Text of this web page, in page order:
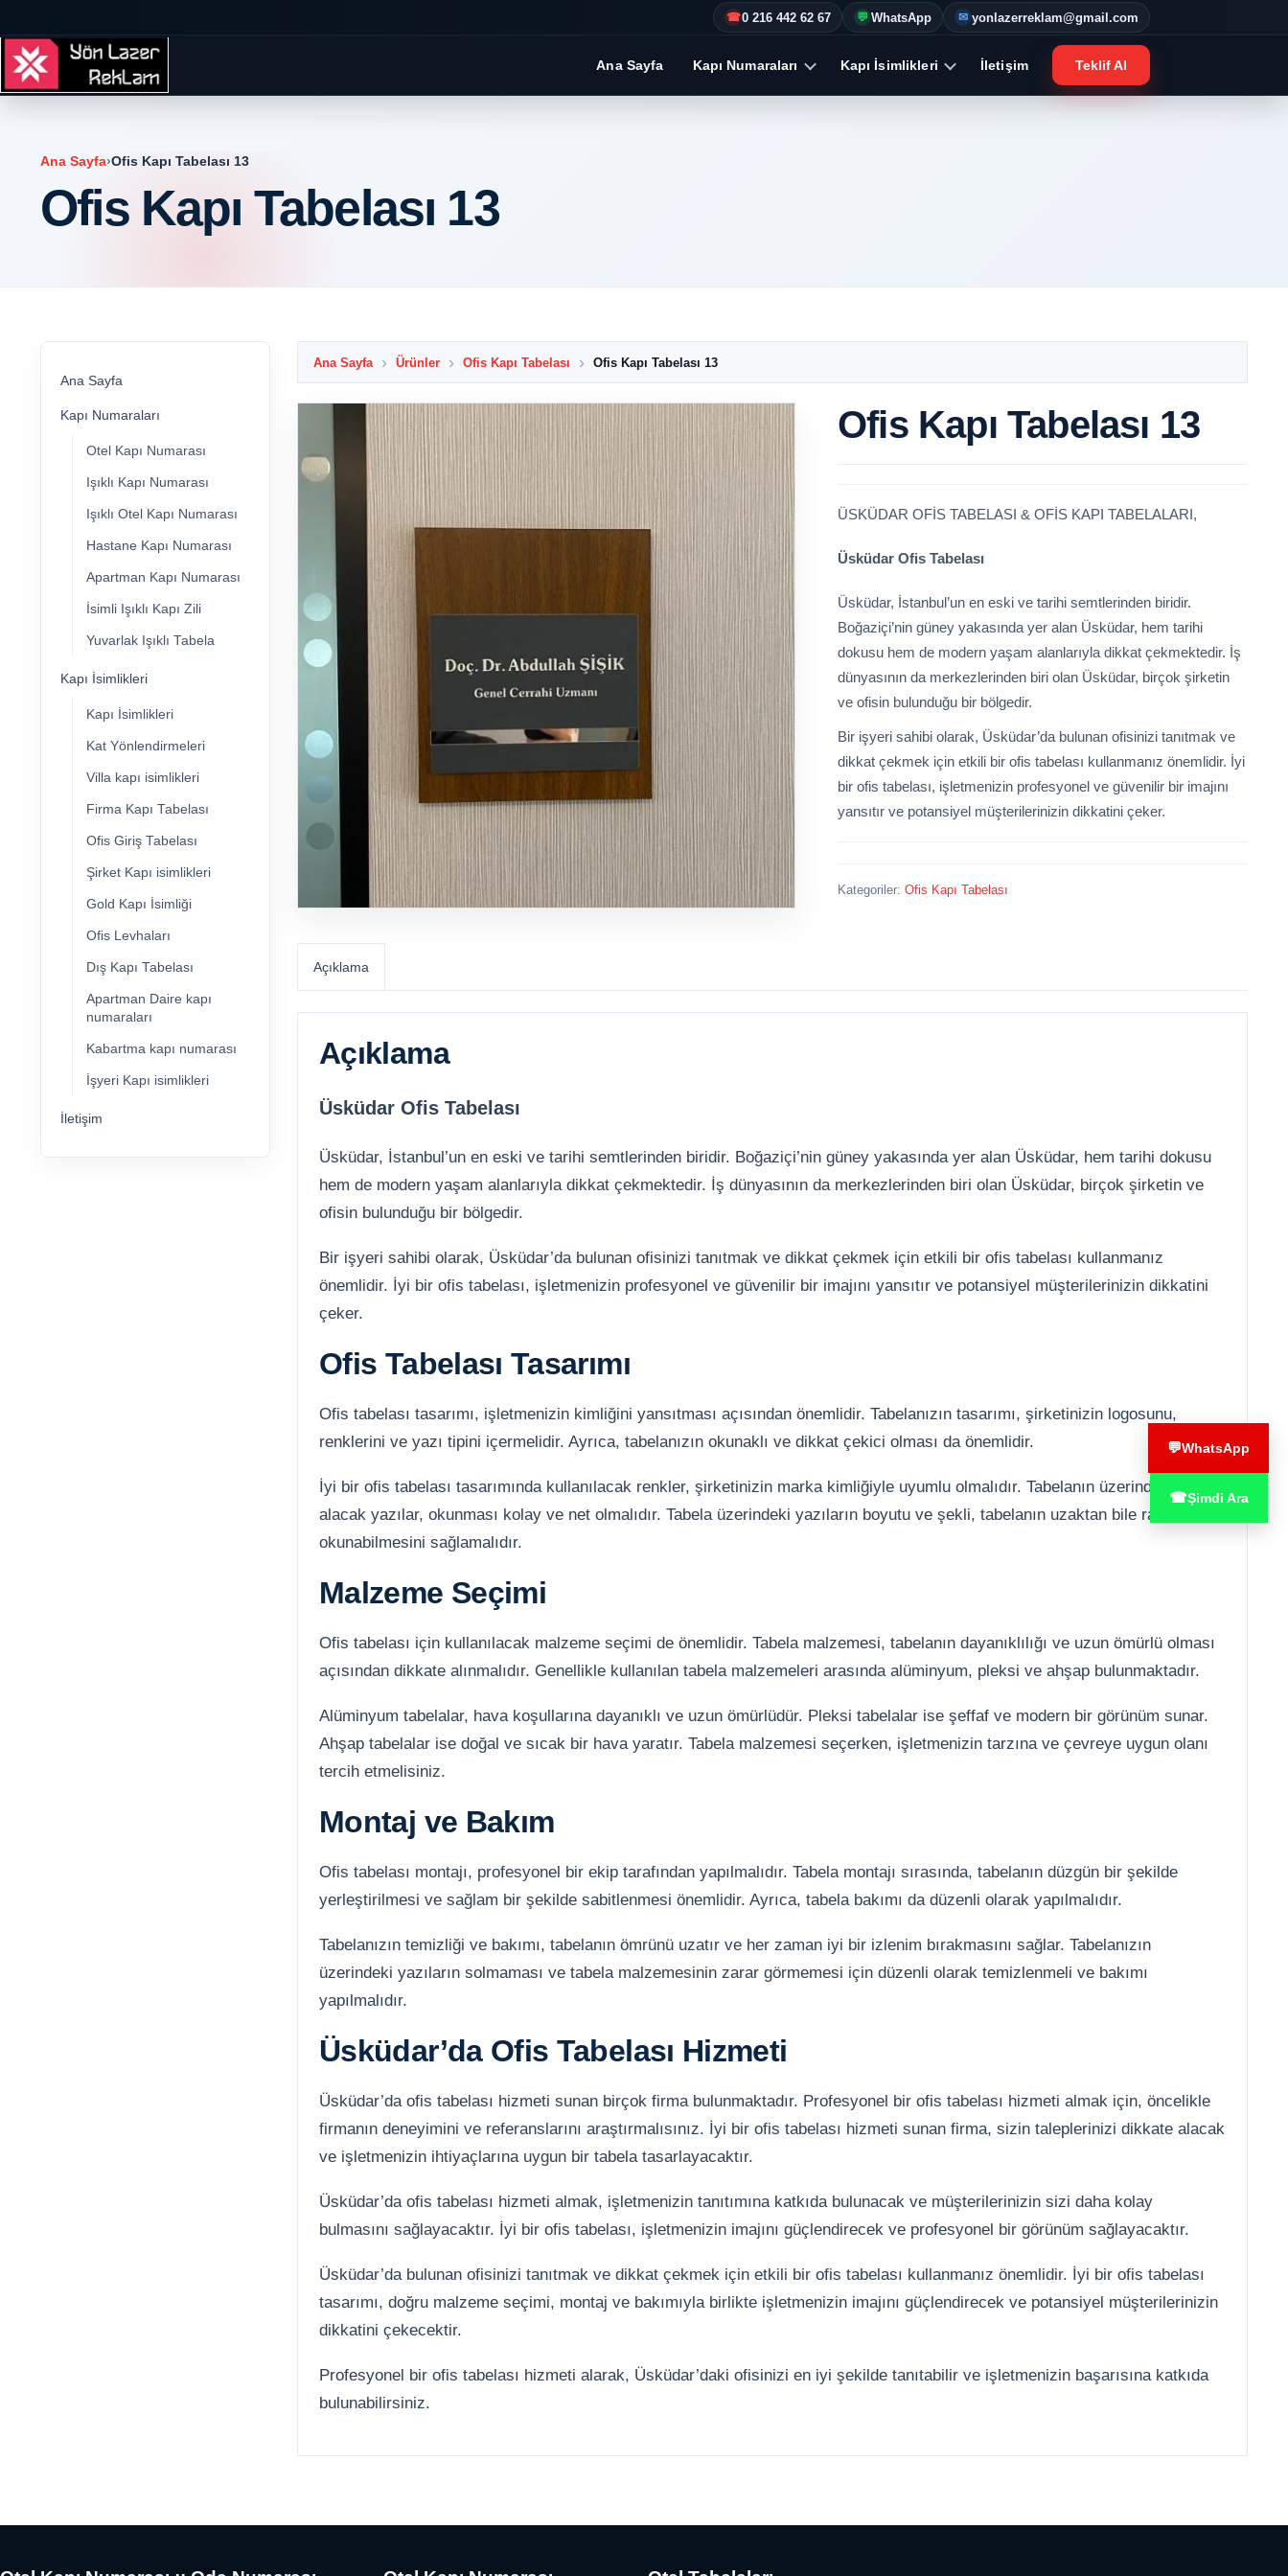
☎0 216 442 62 67 💬 WhatsApp ✉ yonlazerreklam@gmail.com
Ana Sayfa Kapı Numaraları Kapı İsimlikleri İletişim Teklif Al
Ana Sayfa›Ofis Kapı Tabelası 13
Ofis Kapı Tabelası 13
Ana Sayfa
Kapı Numaraları
Otel Kapı Numarası
Işıklı Kapı Numarası
Işıklı Otel Kapı Numarası
Hastane Kapı Numarası
Apartman Kapı Numarası
İsimli Işıklı Kapı Zili
Yuvarlak Işıklı Tabela
Kapı İsimlikleri
Kapı İsimlikleri
Kat Yönlendirmeleri
Villa kapı isimlikleri
Firma Kapı Tabelası
Ofis Giriş Tabelası
Şirket Kapı isimlikleri
Gold Kapı İsimliği
Ofis Levhaları
Dış Kapı Tabelası
Apartman Daire kapı
numaraları
Kabartma kapı numarası
İşyeri Kapı isimlikleri
İletişim
Ana Sayfa Ürünler Ofis Kapı Tabelası Ofis Kapı Tabelası 13
Ofis Kapı Tabelası 13
ÜSKÜDAR OFİS TABELASI & OFİS KAPI TABELALARI,
Üsküdar Ofis Tabelası
Üsküdar, İstanbul’un en eski ve tarihi semtlerinden biridir.
Boğaziçi’nin güney yakasında yer alan Üsküdar, hem tarihi
dokusu hem de modern yaşam alanlarıyla dikkat çekmektedir. İş
dünyasının da merkezlerinden biri olan Üsküdar, birçok şirketin
ve ofisin bulunduğu bir bölgedir.
Bir işyeri sahibi olarak, Üsküdar’da bulunan ofisinizi tanıtmak ve
dikkat çekmek için etkili bir ofis tabelası kullanmanız önemlidir. İyi
bir ofis tabelası, işletmenizin profesyonel ve güvenilir bir imajını
yansıtır ve potansiyel müşterilerinizin dikkatini çeker.
Kategoriler: Ofis Kapı Tabelası
Açıklama
Açıklama
Üsküdar Ofis Tabelası
Üsküdar, İstanbul’un en eski ve tarihi semtlerinden biridir. Boğaziçi’nin güney yakasında yer alan Üsküdar, hem tarihi dokusu
hem de modern yaşam alanlarıyla dikkat çekmektedir. İş dünyasının da merkezlerinden biri olan Üsküdar, birçok şirketin ve
ofisin bulunduğu bir bölgedir.
Bir işyeri sahibi olarak, Üsküdar’da bulunan ofisinizi tanıtmak ve dikkat çekmek için etkili bir ofis tabelası kullanmanız
önemlidir. İyi bir ofis tabelası, işletmenizin profesyonel ve güvenilir bir imajını yansıtır ve potansiyel müşterilerinizin dikkatini
çeker.
Ofis Tabelası Tasarımı
Ofis tabelası tasarımı, işletmenizin kimliğini yansıtması açısından önemlidir. Tabelanızın tasarımı, şirketinizin logosunu,
renklerini ve yazı tipini içermelidir. Ayrıca, tabelanızın okunaklı ve dikkat çekici olması da önemlidir.
İyi bir ofis tabelası tasarımında kullanılacak renkler, şirketinizin marka kimliğiyle uyumlu olmalıdır. Tabelanın üzerinde yer
alacak yazılar, okunması kolay ve net olmalıdır. Tabela üzerindeki yazıların boyutu ve şekli, tabelanın uzaktan bile rahatlıkla
okunabilmesini sağlamalıdır.
Malzeme Seçimi
Ofis tabelası için kullanılacak malzeme seçimi de önemlidir. Tabela malzemesi, tabelanın dayanıklılığı ve uzun ömürlü olması
açısından dikkate alınmalıdır. Genellikle kullanılan tabela malzemeleri arasında alüminyum, pleksi ve ahşap bulunmaktadır.
Alüminyum tabelalar, hava koşullarına dayanıklı ve uzun ömürlüdür. Pleksi tabelalar ise şeffaf ve modern bir görünüm sunar.
Ahşap tabelalar ise doğal ve sıcak bir hava yaratır. Tabela malzemesi seçerken, işletmenizin tarzına ve çevreye uygun olanı
tercih etmelisiniz.
Montaj ve Bakım
Ofis tabelası montajı, profesyonel bir ekip tarafından yapılmalıdır. Tabela montajı sırasında, tabelanın düzgün bir şekilde
yerleştirilmesi ve sağlam bir şekilde sabitlenmesi önemlidir. Ayrıca, tabela bakımı da düzenli olarak yapılmalıdır.
Tabelanızın temizliği ve bakımı, tabelanın ömrünü uzatır ve her zaman iyi bir izlenim bırakmasını sağlar. Tabelanızın
üzerindeki yazıların solmaması ve tabela malzemesinin zarar görmemesi için düzenli olarak temizlenmeli ve bakımı
yapılmalıdır.
Üsküdar’da Ofis Tabelası Hizmeti
Üsküdar’da ofis tabelası hizmeti sunan birçok firma bulunmaktadır. Profesyonel bir ofis tabelası hizmeti almak için, öncelikle
firmanın deneyimini ve referanslarını araştırmalısınız. İyi bir ofis tabelası hizmeti sunan firma, sizin taleplerinizi dikkate alacak
ve işletmenizin ihtiyaçlarına uygun bir tabela tasarlayacaktır.
Üsküdar’da ofis tabelası hizmeti almak, işletmenizin tanıtımına katkıda bulunacak ve müşterilerinizin sizi daha kolay
bulmasını sağlayacaktır. İyi bir ofis tabelası, işletmenizin imajını güçlendirecek ve profesyonel bir görünüm sağlayacaktır.
Üsküdar’da bulunan ofisinizi tanıtmak ve dikkat çekmek için etkili bir ofis tabelası kullanmanız önemlidir. İyi bir ofis tabelası
tasarımı, doğru malzeme seçimi, montaj ve bakımıyla birlikte işletmenizin imajını güçlendirecek ve potansiyel müşterilerinizin
dikkatini çekecektir.
Profesyonel bir ofis tabelası hizmeti alarak, Üsküdar’daki ofisinizi en iyi şekilde tanıtabilir ve işletmenizin başarısına katkıda
bulunabilirsiniz.
💬WhatsApp
☎Şimdi Ara